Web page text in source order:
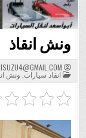
ونش انقاذ
POSTED
IN
انقاذ سيارات ونش